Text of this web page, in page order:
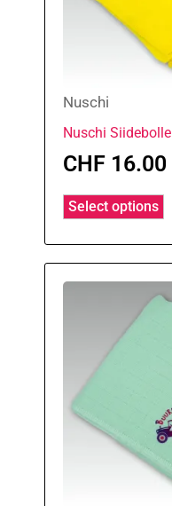
Nuschi
Nuschi Siidebolle
CHF 16.00
Select options